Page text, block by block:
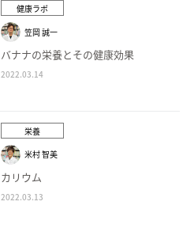
健康ラボ
笠岡 誠一
バナナの栄養とその健康効果
2022.03.14
栄養
米村 智美
カリウム
2022.03.13